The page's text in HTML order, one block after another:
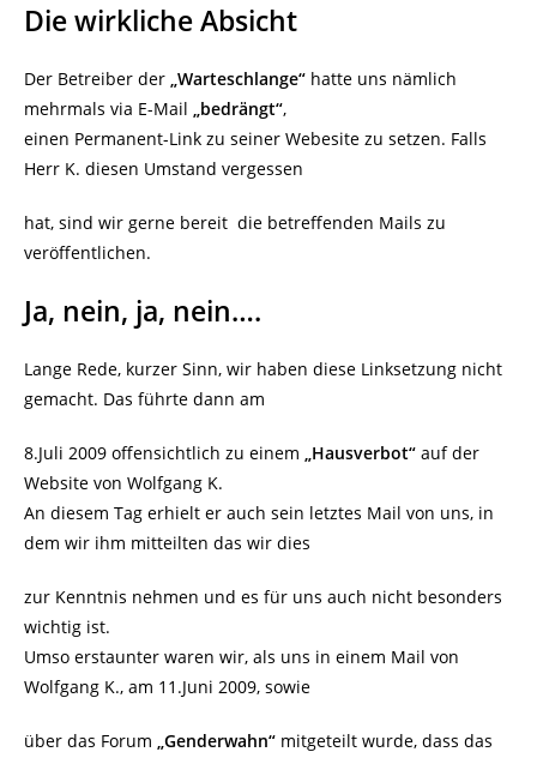
Die wirkliche Absicht
Der Betreiber der „Warteschlange“ hatte uns nämlich
mehrmals via E-Mail „bedrängt“,
einen Permanent-Link zu seiner Webesite zu setzen. Falls
Herr K. diesen Umstand vergessen
hat, sind wir gerne bereit die betreffenden Mails zu
veröffentlichen.
Ja, nein, ja, nein….
Lange Rede, kurzer Sinn, wir haben diese Linksetzung nicht
gemacht. Das führte dann am
8.Juli 2009 offensichtlich zu einem „Hausverbot“ auf der
Website von Wolfgang K.
An diesem Tag erhielt er auch sein letztes Mail von uns, in
dem wir ihm mitteilten das wir dies
zur Kenntnis nehmen und es für uns auch nicht besonders
wichtig ist.
Umso erstaunter waren wir, als uns in einem Mail von
Wolfgang K., am 11.Juni 2009, sowie
über das Forum „Genderwahn“ mitgeteilt wurde, dass das